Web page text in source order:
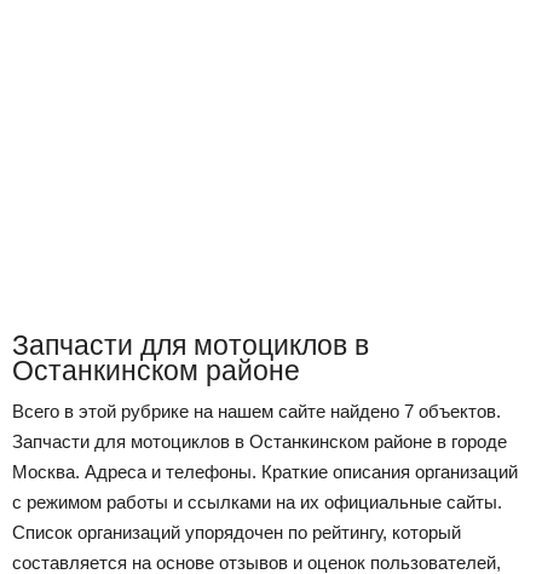
Запчасти для мотоциклов в
Останкинском районе
Всего в этой рубрике на нашем сайте найдено 7 объектов.
Запчасти для мотоциклов в Останкинском районе в городе
Москва. Адреса и телефоны. Краткие описания организаций
с режимом работы и ссылками на их официальные сайты.
Список организаций упорядочен по рейтингу, который
составляется на основе отзывов и оценок пользователей,